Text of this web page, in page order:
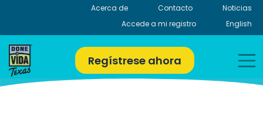
Acerca de Contacto
Noticias
Accede a mi registro
English
Regístrese ahora